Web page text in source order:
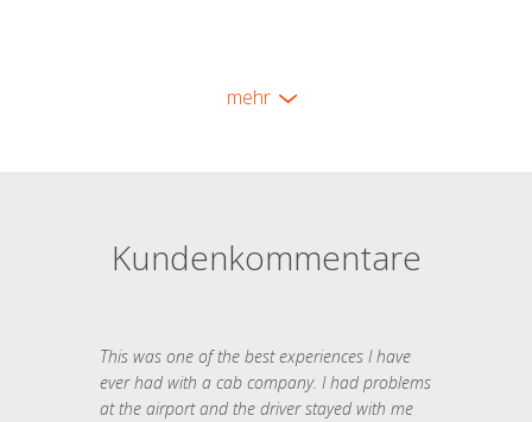
mehr
Kundenkommentare
This was one of the best experiences I have
ever had with a cab company. I had problems
at the airport and the driver stayed with me